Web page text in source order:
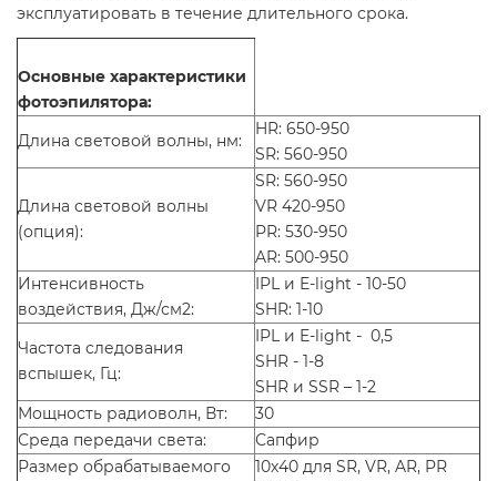
эксплуатировать в течение длительного срока.
Основные характеристики
фотоэпилятора:
Длина световой волны, нм:
HR: 650-950
SR: 560-950
Длина световой волны
(опция):
SR: 560-950
VR 420-950
PR: 530-950
AR: 500-950
Интенсивность
воздействия, Дж/см2:
IPL и E-light - 10-50
SHR: 1-10
Частота следования
вспышек, Гц:
IPL и E-light - 0,5
SHR - 1-8
SHR и SSR – 1-2
Мощность радиоволн, Вт:
30
Среда передачи света:
Сапфир
Размер обрабатываемого
10х40 для SR, VR, AR, PR